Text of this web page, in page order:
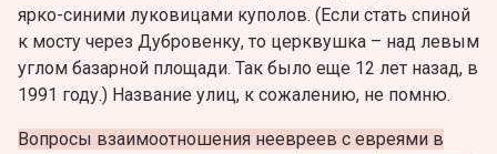
ярко-синими луковицами куполов. (Если стать спиной
к мосту через Дубровенку, то церквушка – над левым
углом базарной площади. Так было еще 12 лет назад, в
1991 году.) Название улиц, к сожалению, не помню.
Вопросы взаимоотношения неевреев с евреями в